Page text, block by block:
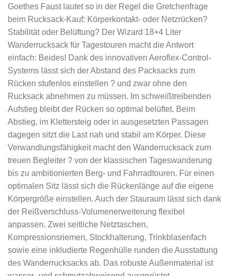
Goethes Faust lautet so in der Regel die Gretchenfrage
beim Rucksack-Kauf: Körperkontakt- oder Netzrücken?
Stabilität oder Belüftung? Der Wizard 18+4 Liter
Wanderrucksack für Tagestouren macht die Antwort
einfach: Beides! Dank des innovativen Aeroflex-Control-
Systems lässt sich der Abstand des Packsacks zum
Rücken stufenlos einstellen ? und zwar ohne den
Rucksack abnehmen zu müssen. Im schweißtreibenden
Aufstieg bleibt der Rücken so optimal belüftet. Beim
Abstieg, im Klettersteig oder in ausgesetzten Passagen
dagegen sitzt die Last nah und stabil am Körper. Diese
Verwandlungsfähigkeit macht den Wanderrucksack zum
treuen Begleiter ? von der klassischen Tageswanderung
bis zu ambitionierten Berg- und Fahrradtouren. Für einen
optimalen Sitz lässt sich die Rückenlänge auf die eigene
Körpergröße einstellen. Auch der Stauraum lässt sich dank
der Reißverschluss-Volumenerweiterung flexibel
anpassen. Zwei seitliche Netztaschen,
Kompressionsriemen, Stockhalterung, Trinkblasenfach
sowie eine inkludierte Regenhülle runden die Ausstattung
des Wanderrucksacks ab. Das robuste Außenmaterial ist